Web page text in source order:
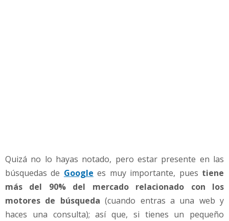
p
a
r
a
a
t
Quizá no lo hayas notado, pero estar presente en las
búsquedas de Google es muy importante, pues tiene
más del 90% del mercado relacionado con los
motores de búsqueda (cuando entras a una web y
haces una consulta); así que, si tienes un pequeño